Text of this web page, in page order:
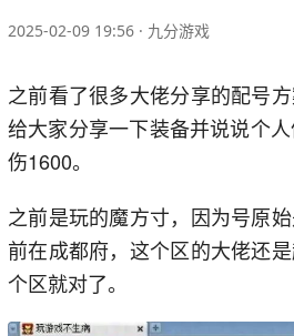
2025-02-09 19:56 · 九分游戏
之前看了很多大佬分享的配号
给大家分享一下装备并说说个
伤1600。
之前是玩的魔方寸，因为号原
前在成都府，这个区的大佬还
个区就对了。